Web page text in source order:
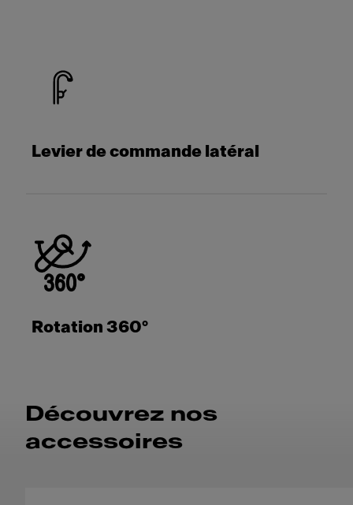
Levier de commande latéral
Rotation 360°
Découvrez nos
accessoires